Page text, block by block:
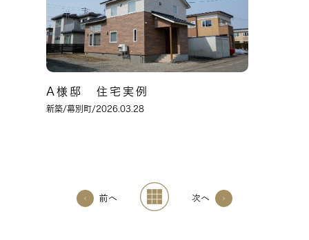
A様邸 住宅実例
新築/幕別町/2026.03.28
前へ 次へ